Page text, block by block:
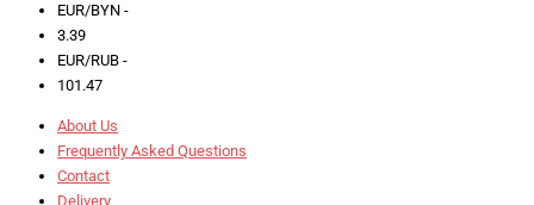
EUR/BYN -
3.39
EUR/RUB -
101.47
About Us
Frequently Asked Questions
Contact
Delivery